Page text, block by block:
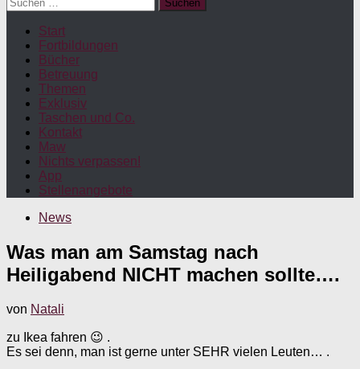
nach:
Start
Fortbildungen
Bücher
Betreuung
Themen
Exklusiv
Taschen und Co.
Kontakt
Maw
Nichts verpassen!
App
Stellenangebote
News
Was man am Samstag nach
Heiligabend NICHT machen sollte….
von Natali
zu Ikea fahren 😉 .
Es sei denn, man ist gerne unter SEHR vielen Leuten… .